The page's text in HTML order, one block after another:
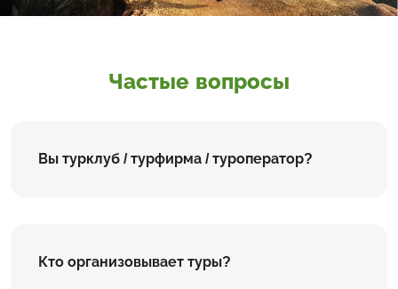
Частые вопросы
Вы турклуб / турфирма / туроператор?
Кто организовывает туры?